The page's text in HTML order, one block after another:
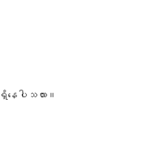
နေပါသလား။